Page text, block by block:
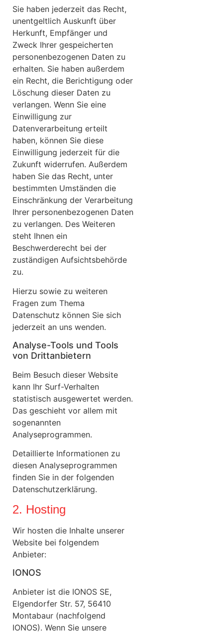
Sie haben jederzeit das Recht,
unentgeltlich Auskunft über
Herkunft, Empfänger und
Zweck Ihrer gespeicherten
personenbezogenen Daten zu
erhalten. Sie haben außerdem
ein Recht, die Berichtigung oder
Löschung dieser Daten zu
verlangen. Wenn Sie eine
Einwilligung zur
Datenverarbeitung erteilt
haben, können Sie diese
Einwilligung jederzeit für die
Zukunft widerrufen. Außerdem
haben Sie das Recht, unter
bestimmten Umständen die
Einschränkung der Verarbeitung
Ihrer personenbezogenen Daten
zu verlangen. Des Weiteren
steht Ihnen ein
Beschwerderecht bei der
zuständigen Aufsichtsbehörde
zu.
Hierzu sowie zu weiteren
Fragen zum Thema
Datenschutz können Sie sich
jederzeit an uns wenden.
Analyse-Tools und Tools
von Dritt­anbietern
Beim Besuch dieser Website
kann Ihr Surf-Verhalten
statistisch ausgewertet werden.
Das geschieht vor allem mit
sogenannten
Analyseprogrammen.
Detaillierte Informationen zu
diesen Analyseprogrammen
finden Sie in der folgenden
Datenschutzerklärung.
2. Hosting
Wir hosten die Inhalte unserer
Website bei folgendem
Anbieter:
IONOS
Anbieter ist die IONOS SE,
Elgendorfer Str. 57, 56410
Montabaur (nachfolgend
IONOS). Wenn Sie unsere